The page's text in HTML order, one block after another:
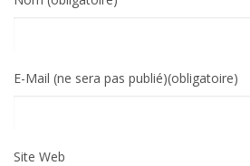
E-Mail (ne sera pas publié)(obligatoire)
Site Web